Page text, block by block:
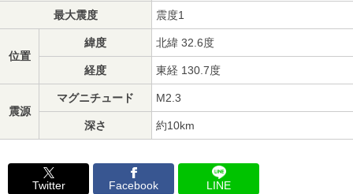
最大震度 震度1
位置
緯度 北緯 32.6度
経度 東経 130.7度
震源
マグニチュード M2.3
深さ 約10km
Twitter Facebook LINE